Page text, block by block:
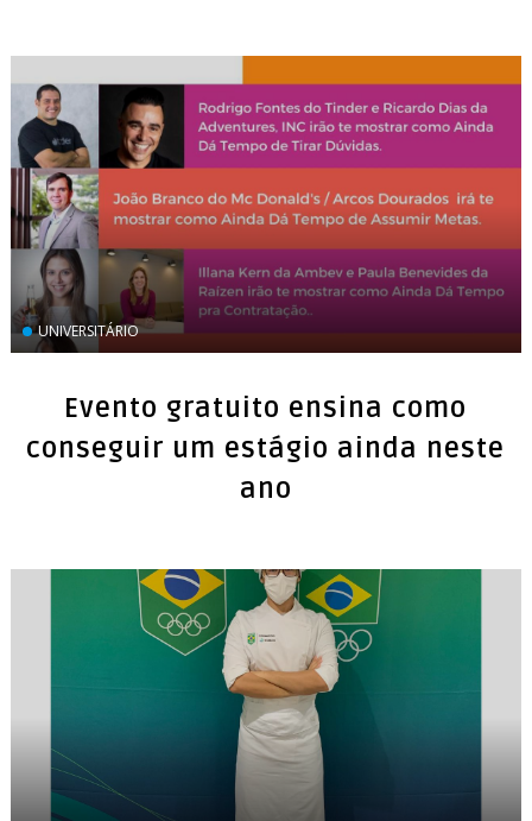
UNIVERSITÁRIO
Evento gratuito ensina como
conseguir um estágio ainda neste
ano